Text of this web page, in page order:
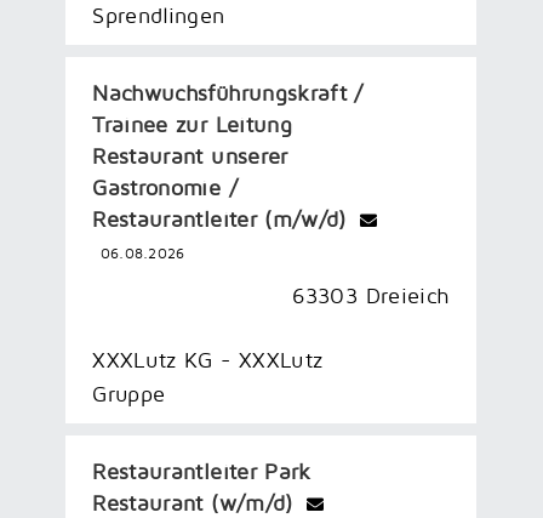
Sprendlingen
Nachwuchsführungskraft /
Trainee zur Leitung
Restaurant unserer
Gastronomie /
Restaurantleiter (m/w/d)
06.08.2026
63303 Dreieich
XXXLutz KG - XXXLutz
Gruppe
Restaurantleiter Park
Restaurant (w/m/d)